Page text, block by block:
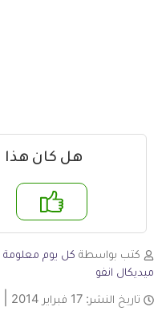
هل كان هذا
لا
كتب بواسطة كل يوم معلومة
ميديكال انفو
تاريخ النشر: 17 فبراير 2014